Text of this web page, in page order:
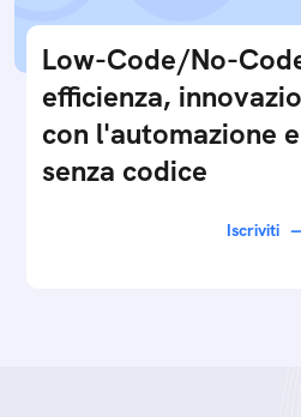
Low-Code/No-
efficienza,
con l'automazione
senza codice
Iscriviti